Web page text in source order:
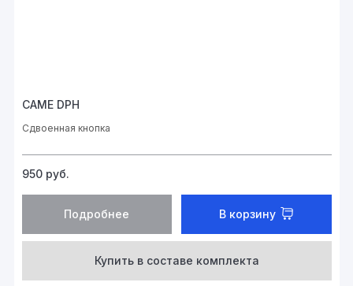
CAME DPH
Сдвоенная кнопка
950 руб.
Подробнее В корзину
Купить в составе комплекта